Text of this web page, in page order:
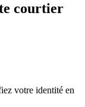
courtier
votre identité en